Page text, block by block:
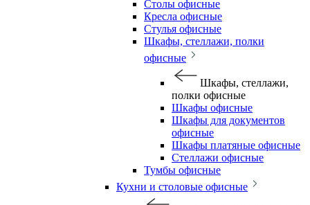
Столы офисные
Кресла офисные
Стулья офисные
Шкафы, стеллажи, полки
офисные
Шкафы, стеллажи,
полки офисные
Шкафы офисные
Шкафы для документов
офисные
Шкафы платяные офисные
Стеллажи офисные
Тумбы офисные
Кухни и столовые офисные